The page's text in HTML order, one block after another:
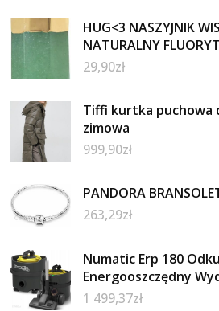
HUG<3 NASZYJNIK
NATURALNY FLUORYT
29,90zł
Tiffi kurtka puchowa
zimowa
999,90zł
PANDORA
263,29zł
Numatic Erp 180
Energooszczędny
1 499,37zł